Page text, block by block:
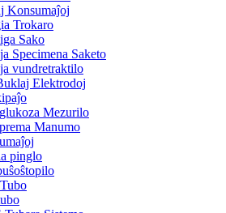
Konsumaĵoj
Trokaro
Sako
Specimena Saketo
vundretraktilo
Elektrodoj
Mezurilo
Manumo
pinglo